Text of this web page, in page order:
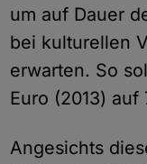
um auf Dauer
bei kulturellen
erwarten. So
Euro (2013)
Angesichts